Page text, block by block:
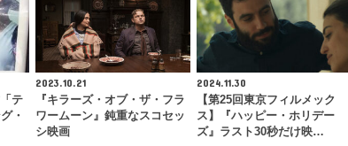
テ
・
2023.10.21
『キラーズ・オブ・ザ・フラ
ワームーン』鈍重なスコセッ
シ映画
2024.11.30
【第25回東京フィルメック
ス】『ハッピー・ホリデー
ズ』ラスト30秒だけ映…